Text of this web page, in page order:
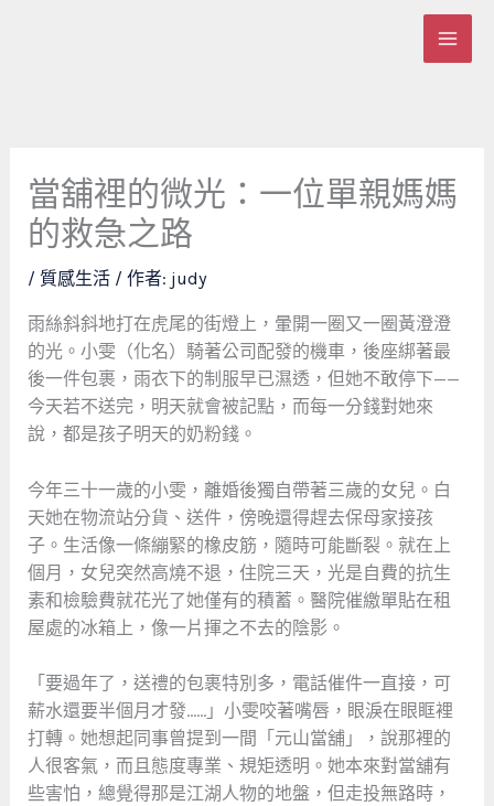
當舖裡的微光：一位單親媽媽
的救急之路
/ 質感生活/ 作者: judy
雨絲斜斜地打在虎尾的街燈上，暈開一圈又一圈黃澄澄
的光。小雯（化名）騎著公司配發的機車，後座綁著最
後一件包裹，雨衣下的制服早已濕透，但她不敢停下——
今天若不送完，明天就會被記點，而每一分錢對她來
說，都是孩子明天的奶粉錢。
今年三十一歲的小雯，離婚後獨自帶著三歲的女兒。白
天她在物流站分貨、送件，傍晚還得趕去保母家接孩
子。生活像一條繃緊的橡皮筋，隨時可能斷裂。就在上
個月，女兒突然高燒不退，住院三天，光是自費的抗生
素和檢驗費就花光了她僅有的積蓄。醫院催繳單貼在租
屋處的冰箱上，像一片揮之不去的陰影。
「要過年了，送禮的包裹特別多，電話催件一直接，可
薪水還要半個月才發……」小雯咬著嘴唇，眼淚在眼眶裡
打轉。她想起同事曾提到一間「元山當舖」，說那裡的
人很客氣，而且態度專業、規矩透明。她本來對當舖有
些害怕，總覺得那是江湖人物的地盤，但走投無路時，